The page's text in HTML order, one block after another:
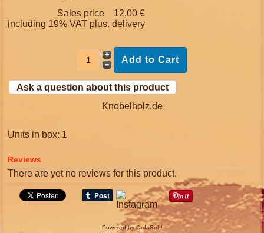
Sales price
12,00 €
including 19% VAT plus.delivery
Ask a question about this product
Knobelholz.de
Units in box: 1
Reviews
There are yet no reviews for this product.
Powered by OrdaSoft!